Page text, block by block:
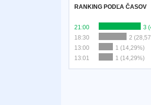
RANKING PODĽA ČASOV
21:00
3
18:30
2
13:00
1 (14,29%)
13:01
1 (14,29%)